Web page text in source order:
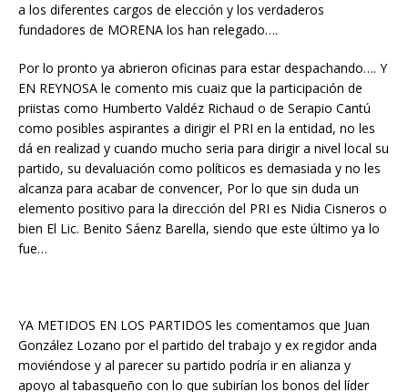
a los diferentes cargos de elección y los verdaderos
fundadores de MORENA los han relegado….
Por lo pronto ya abrieron oficinas para estar despachando…. Y
EN REYNOSA le comento mis cuaiz que la participación de
priistas como Humberto Valdéz Richaud o de Serapio Cantú
como posibles aspirantes a dirigir el PRI en la entidad, no les
dá en realizad y cuando mucho seria para dirigir a nivel local su
partido, su devaluación como políticos es demasiada y no les
alcanza para acabar de convencer, Por lo que sin duda un
elemento positivo para la dirección del PRI es Nidia Cisneros o
bien El Lic. Benito Sáenz Barella, siendo que este último ya lo
fue…
YA METIDOS EN LOS PARTIDOS les comentamos que Juan
González Lozano por el partido del trabajo y ex regidor anda
moviéndose y al parecer su partido podría ir en alianza y
apoyo al tabasqueño con lo que subirían los bonos del líder